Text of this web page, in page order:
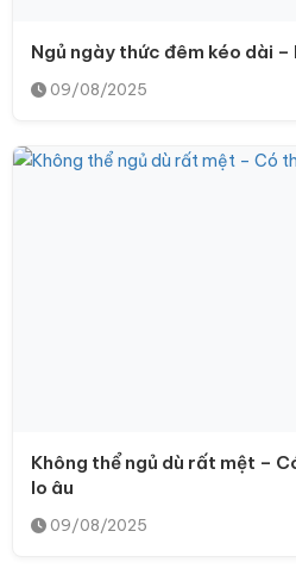
Ngủ ngày thức đêm kéo dài –
09/08/2025
Không thể ngủ dù rất mệt –
lo âu
09/08/2025